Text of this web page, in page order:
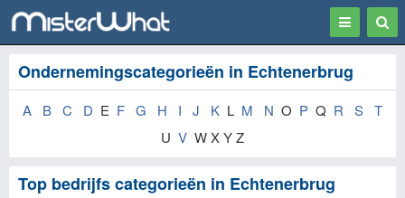
Toggle
Ondernemingscategorieën in Echtenerbrug
A B C D E F G H I J K L M N O P Q R S T
U V W X Y Z
Top bedrijfs categorieën in Echtenerbrug